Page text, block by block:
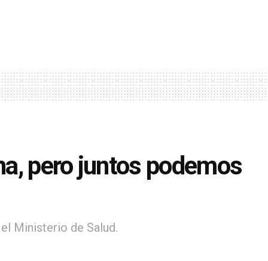
pero juntos podemos
Ministerio de Salud.